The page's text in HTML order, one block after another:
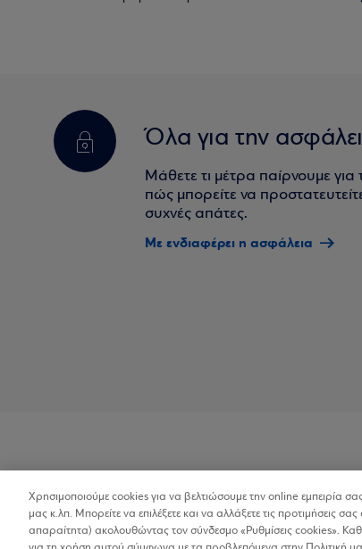
Όλα για την
Μάθετε τι μέτρα παίρνουμε
πώς μπορείτε να προστατευτείτε
συχνές απάτες.
Με ενδιαφέρει η ασφάλεια
Προσβασιμότητα
Χρησιμοποιούμε cookies για να βελτιώσουμε την online εμπειρία
μας κ.λπ. Μπορείτε να επιλέξετε και να αλλάξετε τις προτιμήσεις
απαραίτητα) ακολουθώντας τον σύνδεσμο «Ρυθμίσεις cookies».